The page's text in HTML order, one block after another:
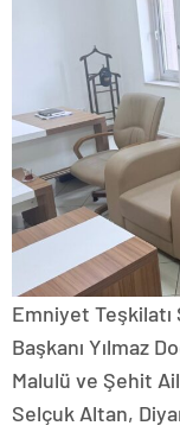
Emniyet Teşkilatı
Başkanı Yılmaz
Malulü ve Şehit
Selçuk Altan,